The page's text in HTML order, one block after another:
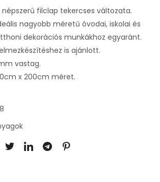
népszerű filclap tekercses változata.
nagyobb méretű óvodai, iskolai és
dekorációs munkákhoz egyaránt.
is ajánlott.
vastag.
x 200cm méret.